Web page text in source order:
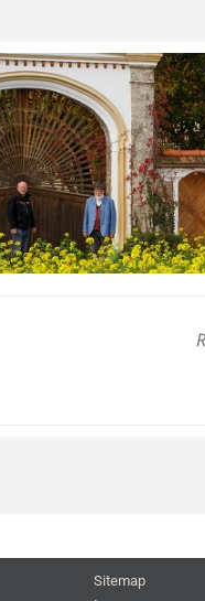
Sitemap